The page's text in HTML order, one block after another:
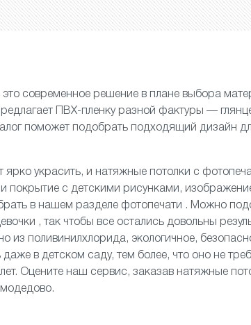
современное решение в плане выбора
ПВХ-пленку разной фактуры —
поможет подобрать подходящий дизайн
ярко украсить, и натяжные потолки с
покрытие с детскими рисунками,
в нашем разделе фотопечати . Можно
, так чтобы все остались довольны
из поливинилхлорида, экологичное,
в детском саду, тем более, что оно не
Оцените наш сервис, заказав натяжные